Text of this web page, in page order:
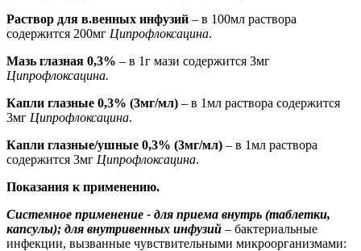
Раствор для в.венных инфузий – в 100мл раствора
содержится 200мг Ципрофлоксацина.
Мазь глазная 0,3% – в 1г мази содержится 3мг
Ципрофлоксацина.
Капли глазные 0,3% (3мг/мл) – в 1мл раствора содержится
3мг Ципрофлоксацина.
Капли глазные/ушные 0,3% (3мг/мл) – в 1мл раствора
содержится 3мг Ципрофлоксацина.
Показания к применению.
Системное применение - для приема внутрь (таблетки,
капсулы); для внутривенных инфузий – бактериальные
инфекции, вызванные чувствительными микроорганизмами: